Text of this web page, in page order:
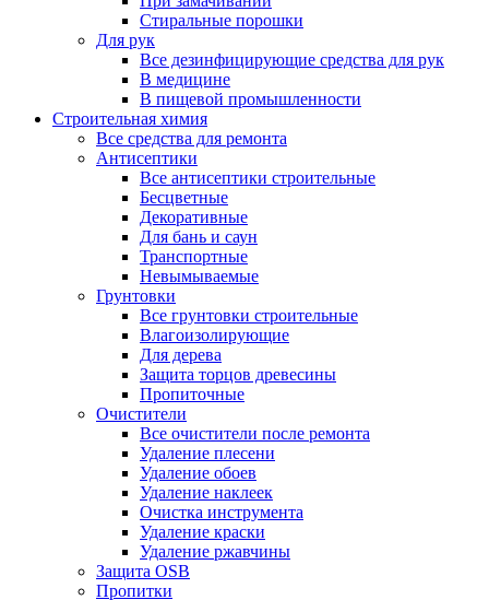
Стиральные порошки
Для рук
Все дезинфицирующие средства для рук
В медицине
В пищевой промышленности
Строительная химия
Все средства для ремонта
Антисептики
Все антисептики строительные
Бесцветные
Декоративные
Для бань и саун
Транспортные
Невымываемые
Грунтовки
Все грунтовки строительные
Влагоизолирующие
Для дерева
Защита торцов древесины
Пропиточные
Очистители
Все очистители после ремонта
Удаление плесени
Удаление обоев
Удаление наклеек
Очистка инструмента
Удаление краски
Удаление ржавчины
Защита OSB
Пропитки